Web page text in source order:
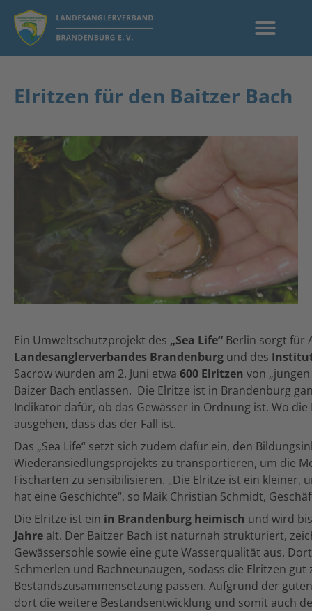
Elritzen für den Baitzer Bach
Ein Umweltschutzprojekt des „Sea Life“ Berlin sorgt für
Landesanglerverbandes Brandenburg und des
Sacrow wurden am 2. Juni etwa 600 Elritzen von
Baizer Bach entlassen. Die Elritze ist in Brandenburg
Indikator dafür, ob das Gewässer in Ordnung ist. Wo
ausgehen, dass das der Fall ist.
Das „Sea Life“ setzt sich zudem dafür ein, den
Wiederansiedlungsprojekts zu transportieren, um die
Fischarten zu sensibilisieren. „Die Elritze ist ein kleiner,
hat eine Geschichte“, so Maik Christian Schmidt,
Die Elritze ist ein in Brandenburg heimisch und wird
Jahre alt. Der Baitzer Bach ist naturnah strukturiert,
Gewässersohle sowie eine gute Wasserqualität aus.
Schmerlen und Bachneunaugen, sodass die Elritzen gut
Bestandszusammensetzung passen. Aufgrund der
dort die weitere Bestandsentwicklung und somit auch